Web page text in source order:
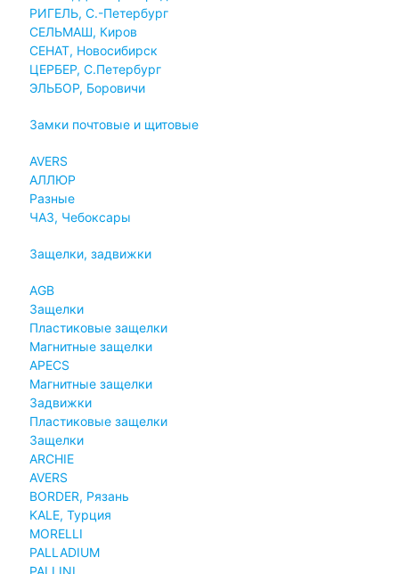
РИГЕЛЬ, С.-Петербург
СЕЛЬМАШ, Киров
СЕНАТ, Новосибирск
ЦЕРБЕР, С.Петербург
ЭЛЬБОР, Боровичи
Замки почтовые и щитовые
AVERS
АЛЛЮР
Разные
ЧАЗ, Чебоксары
Защелки, задвижки
AGB
Защелки
Пластиковые защелки
Магнитные защелки
APECS
Магнитные защелки
Задвижки
Пластиковые защелки
Защелки
ARCHIE
AVERS
BORDER, Рязань
KALE, Турция
MORELLI
PALLADIUM
PALLINI